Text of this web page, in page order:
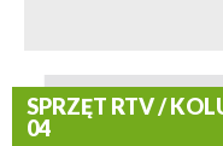
SPRZĘT RTV /
04